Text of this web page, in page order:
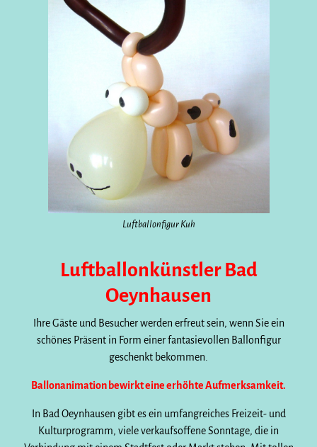
Luftballonfigur Kuh
Luftballonkünstler Bad
Oeynhausen
Ihre Gäste und Besucher werden erfreut sein, wenn Sie ein
schönes Präsent in Form einer fantasievollen Ballonfigur
geschenkt bekommen.
Ballonanimation bewirkt eine erhöhte Aufmerksamkeit.
In Bad Oeynhausen gibt es ein umfangreiches Freizeit- und
Kulturprogramm, viele verkaufsoffene Sonntage, die in